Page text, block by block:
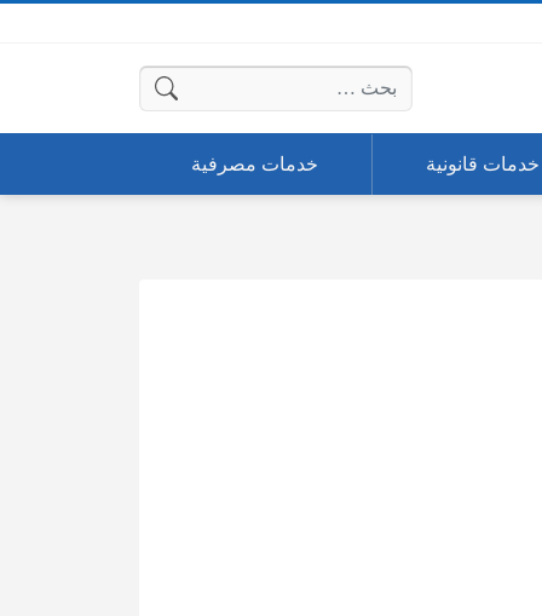
البحث عن:
خدمات قانونية خدمات مصرفية